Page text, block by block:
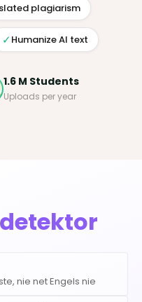
plagiarism
✓ Humanize AI text
1.6 M Students
Uploads per year
nie net Engels nie